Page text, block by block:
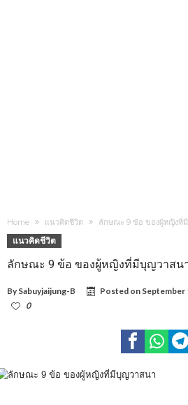
Home แนวคิดชีวิต ลักษณะ 9 ข้อ ของผู้หญิงที่
แนวคิดชีวิต
ลักษณะ 9 ข้อ ของผู้หญิงที่มีบุญวาสน
By Sabuyjaijung-B Posted on September
0